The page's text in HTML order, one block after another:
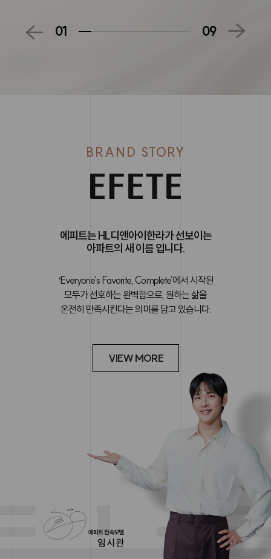
01 09
BRAND STORY
에피트는 HL디앤아이한라가 선보이는
아파트의 새 이름 입니다.
ʻEveryone’s Favorite, Complete’에서 시작된
모두가 선호하는 완벽함으로, 원하는 삶을
온전히 만족시킨다는 의미를 담고 있습니다.
VIEW MORE